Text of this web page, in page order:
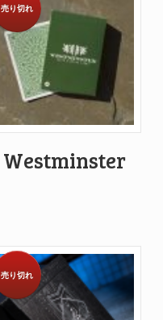
売り切れ
Westminster
売り切れ